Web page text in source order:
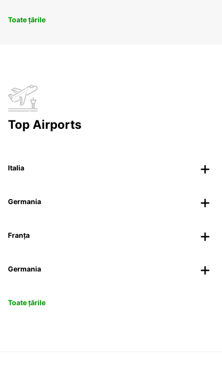
Toate țările
Top Airports
Italia
Germania
Franța
Germania
Toate țările